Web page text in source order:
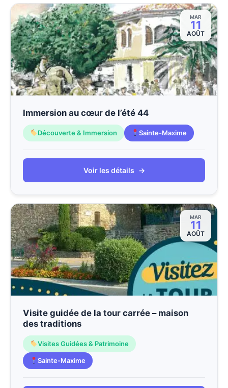
MAR
11
AOÛT
Immersion au cœur de l’été 44
Découverte & Immersion Sainte-Maxime
Voir les détails →
MAR
11
AOÛT
Visite guidée de la tour carrée – maison
des traditions
Visites Guidées & Patrimoine
Sainte-Maxime